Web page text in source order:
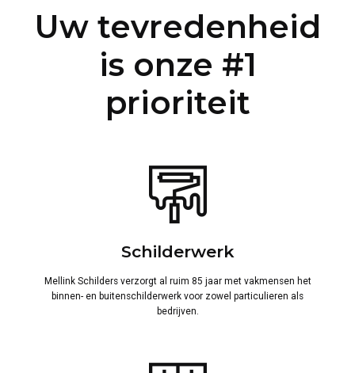
Uw tevredenheid
is onze #1
prioriteit
Schilderwerk
Mellink Schilders verzorgt al ruim 85 jaar met vakmensen het
binnen- en buitenschilderwerk voor zowel particulieren als
bedrijven.